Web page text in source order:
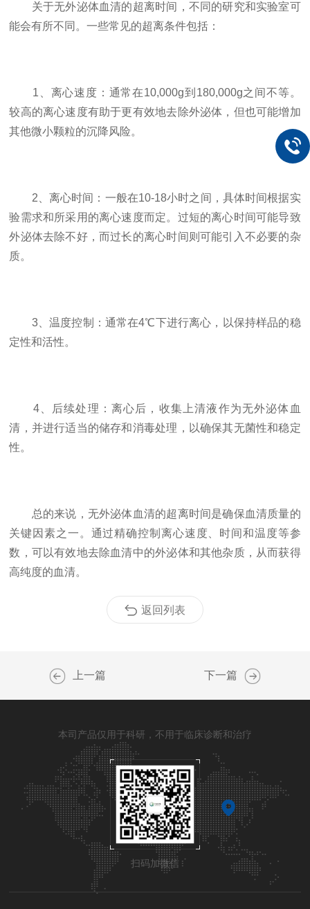
关于无外泌体血清的超离时间，不同的研究和实验室可
能会有所不同。一些常见的超离条件包括：
1、离心速度：通常在10,000g到180,000g之间不等。
较高的离心速度有助于更有效地去除外泌体，但也可能增加
其他微小颗粒的沉降风险。
2、离心时间：一般在10-18小时之间，具体时间根据实
验需求和所采用的离心速度而定。过短的离心时间可能导致
外泌体去除不好，而过长的离心时间则可能引入不必要的杂
质。
3、温度控制：通常在4℃下进行离心，以保持样品的稳
定性和活性。
4、后续处理：离心后，收集上清液作为无外泌体血
清，并进行适当的储存和消毒处理，以确保其无菌性和稳定
性。
总的来说，无外泌体血清的超离时间是确保血清质量的
关键因素之一。通过精确控制离心速度、时间和温度等参
数，可以有效地去除血清中的外泌体和其他杂质，从而获得
高纯度的血清。
返回列表
上一篇 下一篇
本司产品仅用于科研，不用于临床诊断和治疗
扫码加微信